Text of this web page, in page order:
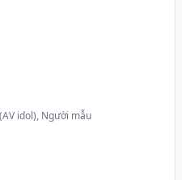
idol), Người mẫu